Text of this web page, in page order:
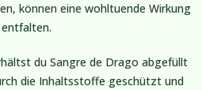
können eine wohltuende Wirkung
du Sangre de Drago abgefüllt
die Inhaltsstoffe geschützt und